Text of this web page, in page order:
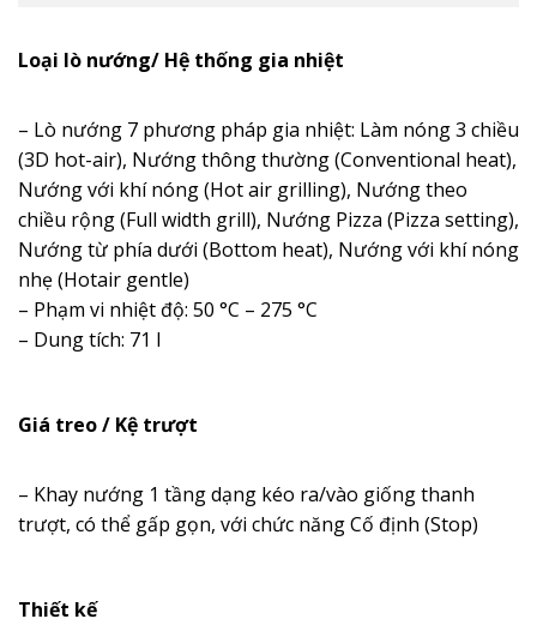
Loại lò nướng/ Hệ thống gia nhiệt
– Lò nướng 7 phương pháp gia nhiệt: Làm nóng 3 chiều
(3D hot-air), Nướng thông thường (Conventional heat),
Nướng với khí nóng (Hot air grilling), Nướng theo
chiều rộng (Full width grill), Nướng Pizza (Pizza setting),
Nướng từ phía dưới (Bottom heat), Nướng với khí nóng
nhẹ (Hotair gentle)
– Phạm vi nhiệt độ: 50 °C – 275 °C
– Dung tích: 71 l
Giá treo / Kệ trượt
– Khay nướng 1 tầng dạng kéo ra/vào giống thanh
trượt, có thể gấp gọn, với chức năng Cố định (Stop)
Thiết kế